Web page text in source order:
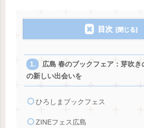
目次
広島 春のブックフェア：芽吹き
の新しい出会いを
ひろしまブックフェス
ZINEフェス広島